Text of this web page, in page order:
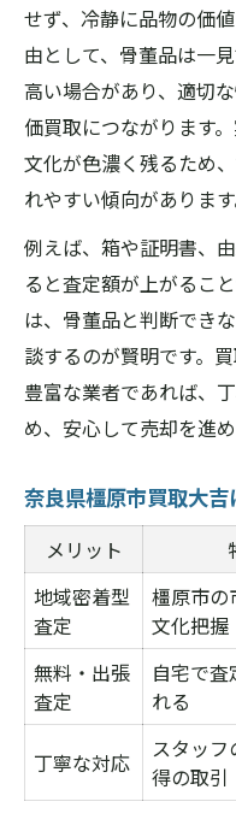
せず、冷静に品物の価
由として、骨董品は一
高い場合があり、適切
価買取につながります
文化が色濃く残るため
れやすい傾向があります
例えば、箱や証明書、
ると査定額が上がるこ
は、骨董品と判断でき
談するのが賢明です。
豊富な業者であれば、
め、安心して売却を進め
奈良県橿原市買取大
メリット
地域密着型
査定
橿原市の
文化把握
無料・出張
査定
自宅で査
れる
丁寧な対応
スタッフ
得の取引